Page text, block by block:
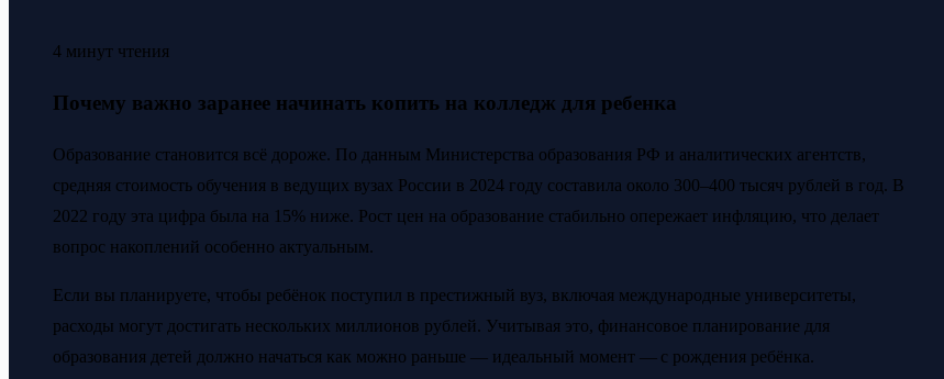
4 минут чтения
Почему важно заранее начинать копить на колледж для ребенка
Образование становится всё дороже. По данным Министерства образования РФ и аналитических агентств,
средняя стоимость обучения в ведущих вузах России в 2024 году составила около 300–400 тысяч рублей в год. В
2022 году эта цифра была на 15% ниже. Рост цен на образование стабильно опережает инфляцию, что делает
вопрос накоплений особенно актуальным.
Если вы планируете, чтобы ребёнок поступил в престижный вуз, включая международные университеты,
расходы могут достигать нескольких миллионов рублей. Учитывая это, финансовое планирование для
образования детей должно начаться как можно раньше — идеальный момент — с рождения ребёнка.